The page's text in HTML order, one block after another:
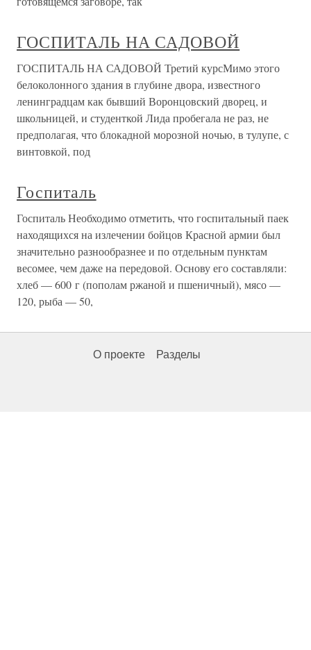
ГОСПИТАЛЬ НА САДОВОЙ
ГОСПИТАЛЬ НА САДОВОЙ Третий курсМимо этого
белоколонного здания в глубине двора, известного
ленинградцам как бывший Воронцовский дворец, и
школьницей, и студенткой Лида пробегала не раз, не
предполагая, что блокадной морозной ночью, в тулупе, с
винтовкой, под
Госпиталь
Госпиталь Необходимо отметить, что госпитальный паек
находящихся на излечении бойцов Красной армии был
значительно разнообразнее и по отдельным пунктам
весомее, чем даже на передовой. Основу его составляли:
хлеб — 600 г (пополам ржаной и пшеничный), мясо —
120, рыба — 50,
О проекте Разделы